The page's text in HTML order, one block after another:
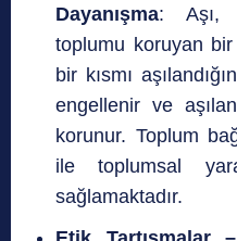
Dayanışma: Aşı,
toplumu koruyan
bir kısmı
engellenir ve
korunur. Toplum
ile toplumsal
sağlamaktadır.